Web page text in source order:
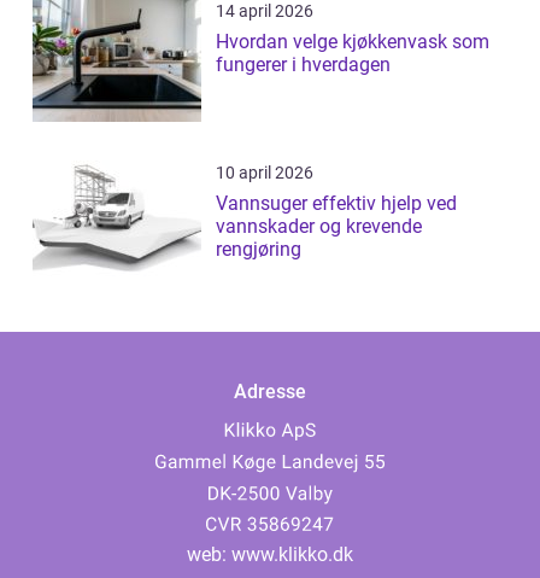
14 april 2026
Hvordan velge kjøkkenvask som
fungerer i hverdagen
10 april 2026
Vannsuger effektiv hjelp ved
vannskader og krevende
rengjøring
Adresse
web: www.klikko.dk